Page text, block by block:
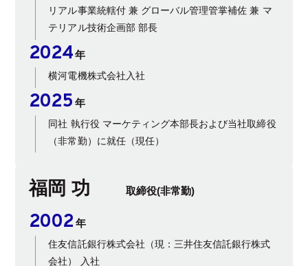
リアル事業統轄付 兼 グローバル管理管掌補佐 兼 マ
テリアル技術企画部 部長
2024 年
横河電機株式会社入社
2025 年
同社 執行役 マーケティング本部長および当社取締役
（非常勤）に就任（現任）
福岡 功 取締役(非常勤)
2002 年
住友信託銀行株式会社（現：三井住友信託銀行株式
会社） 入社